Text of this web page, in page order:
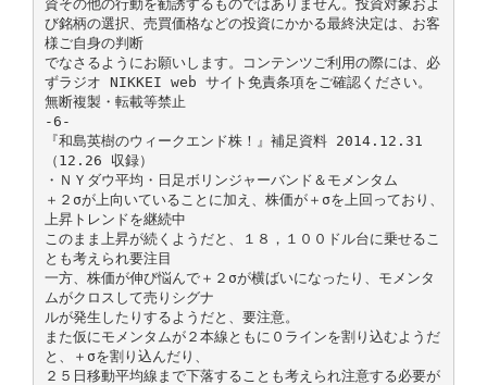
資その他の行動を勧誘するものではありません。投資対象およ
び銘柄の選択、売買価格などの投資にかかる最終決定は、お客
様ご自身の判断
でなさるようにお願いします。コンテンツご利用の際には、必
ずラジオ NIKKEI web サイト免責条項をご確認ください。
無断複製・転載等禁止
-6-
『和島英樹のウィークエンド株！』補足資料 2014.12.31
（12.26 収録）
・ＮＹダウ平均・日足ボリンジャーバンド＆モメンタム
＋２σが上向いていることに加え、株価が＋σを上回っており、
上昇トレンドを継続中
このまま上昇が続くようだと、１８，１００ドル台に乗せるこ
とも考えられ要注目
一方、株価が伸び悩んで＋２σが横ばいになったり、モメンタ
ムがクロスして売りシグナ
ルが発生したりするようだと、要注意。
また仮にモメンタムが２本線ともに０ラインを割り込むようだ
と、＋σを割り込んだり、
２５日移動平均線まで下落することも考えられ注意する必要が